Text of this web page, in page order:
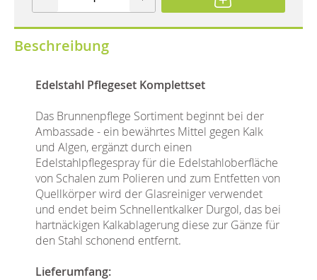
Beschreibung
Edelstahl Pflegeset Komplettset
Das Brunnenpflege Sortiment beginnt bei der
Ambassade - ein bewährtes Mittel gegen Kalk
und Algen, ergänzt durch einen
Edelstahlpflegespray für die Edelstahloberfläche
von Schalen zum Polieren und zum Entfetten von
Quellkörper wird der Glasreiniger verwendet
und endet beim Schnellentkalker Durgol, das bei
hartnäckigen Kalkablagerung diese zur Gänze für
den Stahl schonend entfernt.
Lieferumfang: